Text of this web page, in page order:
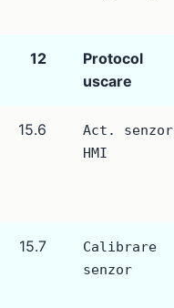
12
Protocol
uscare
15.6
Act. senzor
HMI
15.7
Calibrare
senzor